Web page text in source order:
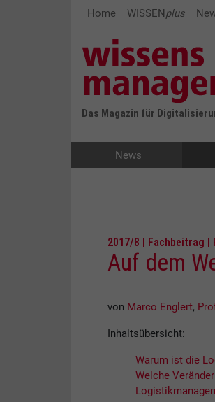
Home WISSENplus
Das Magazin für
News
2017/8 | Fachbeitrag |
Auf dem
von Marco Englert,
Inhaltsübersicht:
Warum ist die
Welche